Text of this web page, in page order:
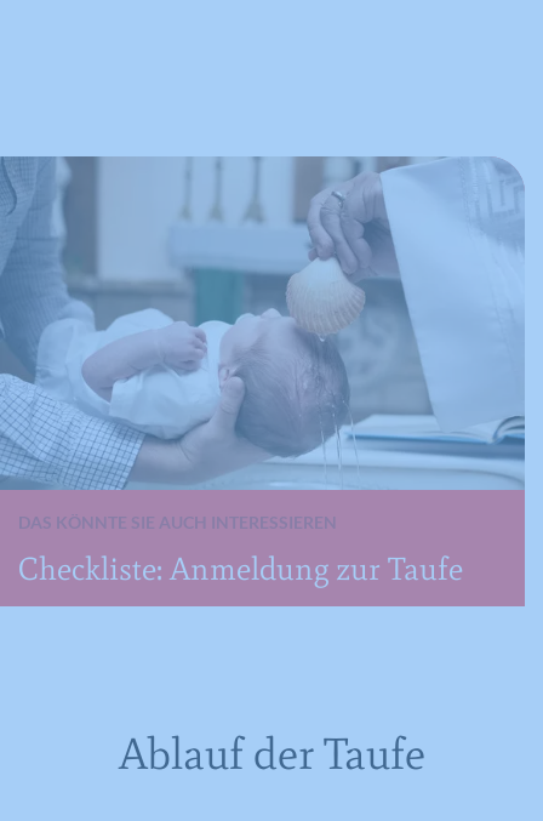
DAS KÖNNTE SIE AUCH INTERESSIEREN
Checkliste: Anmeldung zur Taufe
Ablauf der Taufe